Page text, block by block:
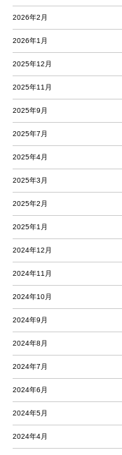
2026年2月
2026年1月
2025年12月
2025年11月
2025年9月
2025年7月
2025年4月
2025年3月
2025年2月
2025年1月
2024年12月
2024年11月
2024年10月
2024年9月
2024年8月
2024年7月
2024年6月
2024年5月
2024年4月